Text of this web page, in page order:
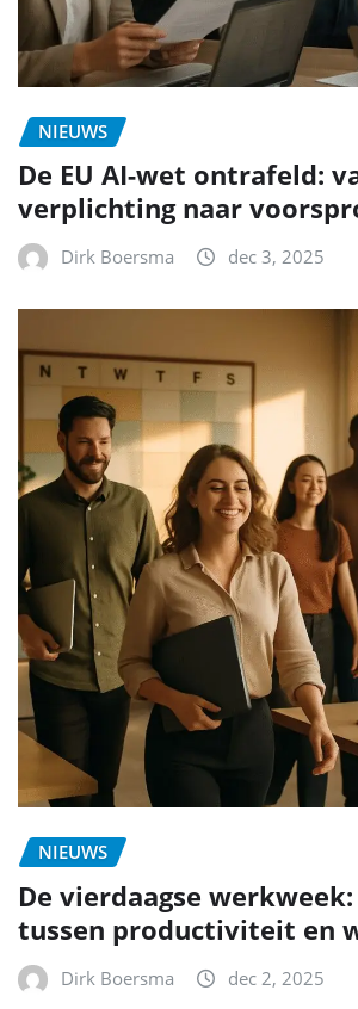
NIEUWS
De EU AI-wet ontrafeld:
verplichting naar
Dirk Boersma dec 3, 2025
NIEUWS
De vierdaagse
tussen productiviteit en
Dirk Boersma dec 2, 2025